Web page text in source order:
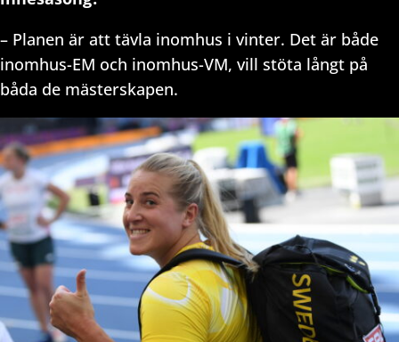
– Planen är att tävla inomhus i vinter. Det är både
inomhus-EM och inomhus-VM, vill stöta långt på
båda de mästerskapen.